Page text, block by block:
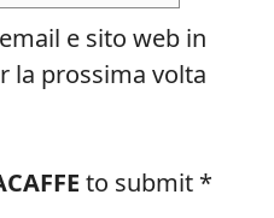
e sito web in
la prossima volta
to submit *